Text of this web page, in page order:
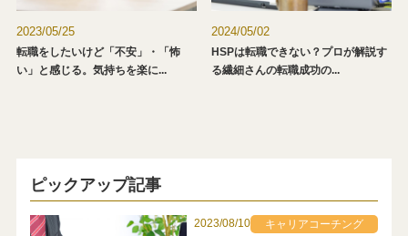
2023/05/25
転職をしたいけど「不安」・「怖
い」と感じる。気持ちを楽に...
2024/05/02
HSPは転職できない？プロが解説す
る繊細さんの転職成功の...
ピックアップ記事
2023/08/10
キャリアコーチング